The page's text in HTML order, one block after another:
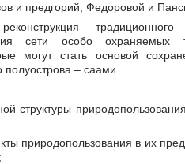
и предгорий, Федоровой и
реконструкция
сети особо охраняемых
могут стать основой
полуострова – саами.
структуры
природопользования в их